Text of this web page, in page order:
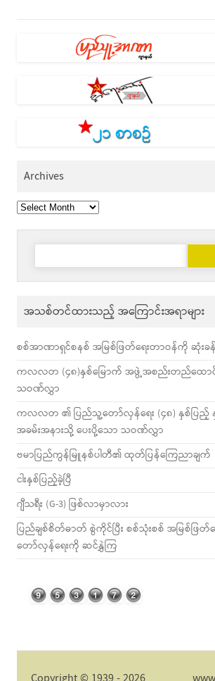
Archives
Archives
Search
အသစ်တင်ထားသည့် အကြောင်းအရာများ
စစ်အာဏာရှင်စနစ် အမြစ်ဖြတ်ရေးတာဝန်ကို ဆုံး
ကလလတ (၄၈)နှစ်မြောက် အဖွဲ့အစည်းတည်ထောင်
သဝဏ်လွှာ
ကလလတ ၏ ပြည်သူ့တော်လှန်ရေး (၄၈) နှစ်ပြ
အခမ်းအနားသို့ ပေးပို့သော သဝဏ်လွှာ
ဗမာပြည်ကွန်မြူနစ်ပါတီ၏ ထုတ်ပြန်ကြေညာချက်
ငါးနှစ်ပြည့်ခဲ့ပြီ
ဂျီသရီး (G-3) ဖြစ်လာမှာလား
ပြည်ချစ်စိတ်ဓာတ် စွဲကိုင်ပြီး စစ်သုံးစစ် အမြစ်ဖြတ်
တော်လှန်ရေးကို ဆင်နွှဲကြ